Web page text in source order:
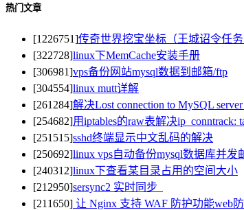
热门文章
[1226751]传奇世界挖宝坐标（王城诏令任务
[322728]linux下MemCache安装手册
[306981]vps备份网站mysql数据到邮箱/ftp
[304554]linux mutt详解
[261284]解决Lost connection to MySQL
[254682]用iptables的raw表解决ip_conntrack:
[251515]sshd终端显示中文乱码的解决
[250692]linux vps自动备份mysql数据库并发
[240312]linux下查看某目录占用的空间大小
[212950]sersync2 实时同步
[211650] 让 Nginx 支持 WAF 防护功能web